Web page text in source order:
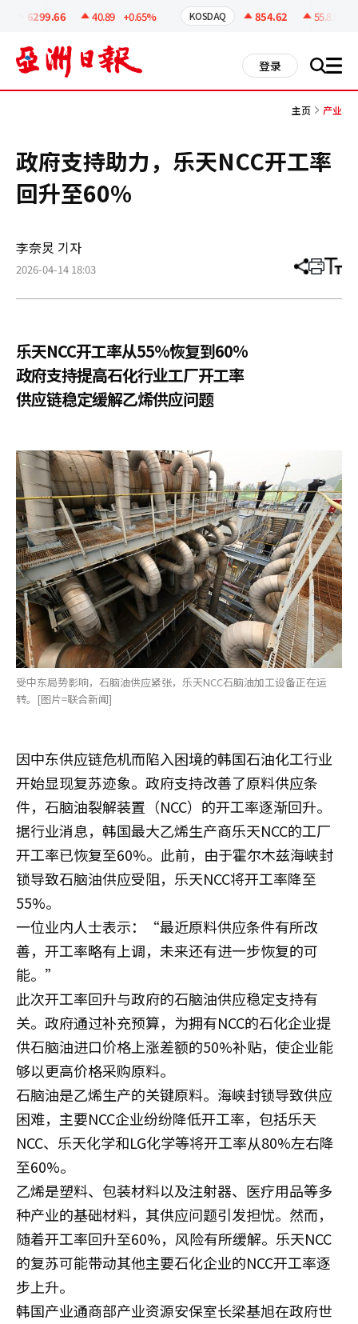
6299.66 40.89 +0.65% KOSDAQ 854.62 55.81
登录 搜 all
主页 产业
政府支持助力，乐天NCC开工率
回升至60%
李奈炅 기자
2026-04-14 18:03 分
章
打 调
小
乐天NCC开工率从55%恢复到60%
政府支持提高石化行业工厂开工率
供应链稳定缓解乙烯供应问题
受中东局势影响，石脑油供应紧张，乐天NCC石脑油加工设备正在运
转。[图片=联合新闻]
因中东供应链危机而陷入困境的韩国石油化工行业
开始显现复苏迹象。政府支持改善了原料供应条
件，石脑油裂解装置（NCC）的开工率逐渐回升。
据行业消息，韩国最大乙烯生产商乐天NCC的工厂
开工率已恢复至60%。此前，由于霍尔木兹海峡封
锁导致石脑油供应受阻，乐天NCC将开工率降至
55%。
一位业内人士表示：“最近原料供应条件有所改
善，开工率略有上调，未来还有进一步恢复的可
能。”
此次开工率回升与政府的石脑油供应稳定支持有
关。政府通过补充预算，为拥有NCC的石化企业提
供石脑油进口价格上涨差额的50%补贴，使企业能
够以更高价格采购原料。
石脑油是乙烯生产的关键原料。海峡封锁导致供应
困难，主要NCC企业纷纷降低开工率，包括乐天
NCC、乐天化学和LG化学等将开工率从80%左右降
至60%。
乙烯是塑料、包装材料以及注射器、医疗用品等多
种产业的基础材料，其供应问题引发担忧。然而，
随着开工率回升至60%，风险有所缓解。乐天NCC
的复苏可能带动其他主要石化企业的NCC开工率逐
步上升。
韩国产业通商部产业资源安保室长梁基旭在政府世